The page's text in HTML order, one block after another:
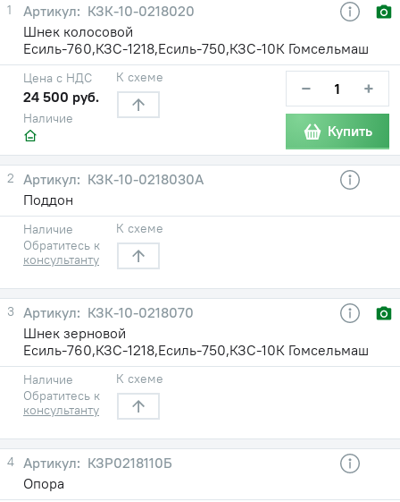
1
КЗК-10-0218020
Шнек колосовой
Есиль-760,КЗС-1218,Есиль-750,КЗС-10К Гомсельмаш
Наличие
Цена с НДС
24 500 руб.
К схеме − +
Купить
2
КЗК-10-0218030А
Поддон
Наличие
Обратитесь к
консультанту
К схеме
3
КЗК-10-0218070
Шнек зерновой
Есиль-760,КЗС-1218,Есиль-750,КЗС-10К Гомсельмаш
Наличие
Обратитесь к
консультанту
К схеме
4
КЗР0218110Б
Опора